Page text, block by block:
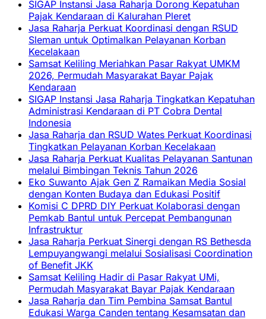
SIGAP Instansi Jasa Raharja Dorong Kepatuhan
Pajak Kendaraan di Kalurahan Pleret
Jasa Raharja Perkuat Koordinasi dengan RSUD
Sleman untuk Optimalkan Pelayanan Korban
Kecelakaan
Samsat Keliling Meriahkan Pasar Rakyat UMKM
2026, Permudah Masyarakat Bayar Pajak
Kendaraan
SIGAP Instansi Jasa Raharja Tingkatkan Kepatuhan
Administrasi Kendaraan di PT Cobra Dental
Indonesia
Jasa Raharja dan RSUD Wates Perkuat Koordinasi
Tingkatkan Pelayanan Korban Kecelakaan
Jasa Raharja Perkuat Kualitas Pelayanan Santunan
melalui Bimbingan Teknis Tahun 2026
Eko Suwanto Ajak Gen Z Ramaikan Media Sosial
dengan Konten Budaya dan Edukasi Positif
Komisi C DPRD DIY Perkuat Kolaborasi dengan
Pemkab Bantul untuk Percepat Pembangunan
Infrastruktur
Jasa Raharja Perkuat Sinergi dengan RS Bethesda
Lempuyangwangi melalui Sosialisasi Coordination
of Benefit JKK
Samsat Keliling Hadir di Pasar Rakyat UMi,
Permudah Masyarakat Bayar Pajak Kendaraan
Jasa Raharja dan Tim Pembina Samsat Bantul
Edukasi Warga Canden tentang Kesamsatan dan